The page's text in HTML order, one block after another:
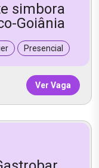
simbora
Goiânia
Presencial
Ver Vaga